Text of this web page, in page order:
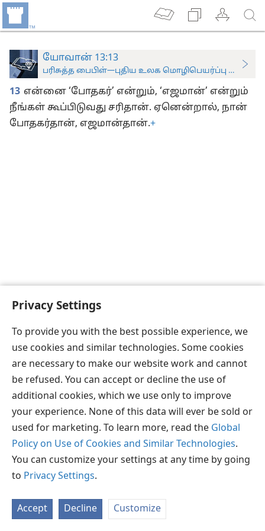
Privacy Settings
To provide you with the best possible experience, we
use cookies and similar technologies. Some cookies
are necessary to make our website work and cannot
be refused. You can accept or decline the use of
additional cookies, which we use only to improve
your experience. None of this data will ever be sold or
used for marketing. To learn more, read the Global
Policy on Use of Cookies and Similar Technologies.
You can customize your settings at any time by going
to Privacy Settings.
Accept Decline Customize
யோவான் 13:13
பரிசுத்த பைபிள்—புதிய உலக மொழிபெயர்ப்பு
13 என்னை ‘போதகர்’ என்றும், ‘எஜமான்’ என்றும்
நீங்கள் கூப்பிடுவது சரிதான். ஏனென்றால், நான்
போதகர்தான், எஜமான்தான்.+
தமிழ்
விருப்பங்கள்
Copyright © 2026 Watch Tower Bible and Tract Society of Pennsylvania
விதிமுறைகள் ப்ரைவசி செட்டிங்
உள்நுழையவும்